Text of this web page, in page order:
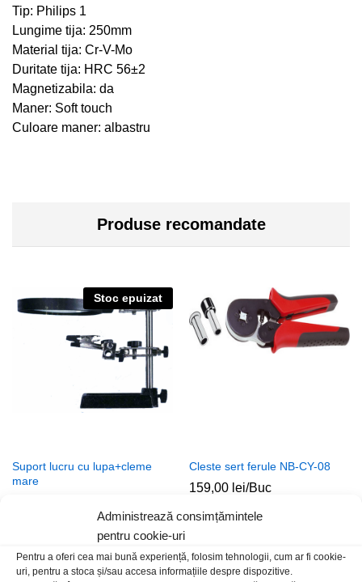
Administrează consimțămintele
pentru cookie-uri
Pentru a oferi cea mai bună experiență, folosim tehnologii, cum ar fi cookie-
uri, pentru a stoca și/sau accesa informațiile despre dispozitive.
Tip: Philips 1
Lungime tija: 250mm
Material tija: Cr-V-Mo
Duritate tija: HRC 56±2
Magnetizabila: da
Maner: Soft touch
Culoare maner: albastru
Produse recomandate
Stoc epuizat
Suport lucru cu lupa+cleme
mare
Cleste sert ferule NB-CY-08
159,00 lei/Buc